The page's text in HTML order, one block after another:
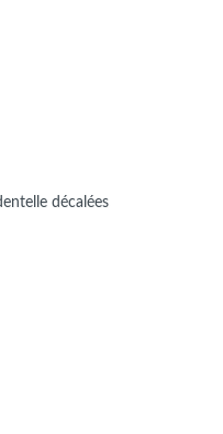
décalées